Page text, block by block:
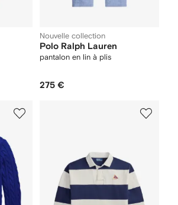
Nouvelle collection
Polo Ralph Lauren
pantalon en lin à plis
275 €